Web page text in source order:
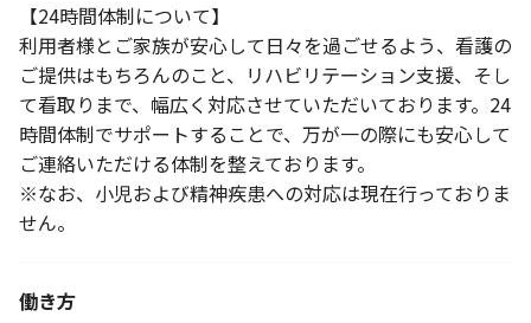
【24時間体制について】
利用者様とご家族が安心して日々を過ごせるよう、看護の
ご提供はもちろんのこと、リハビリテーション支援、そし
て看取りまで、幅広く対応させていただいております。24
時間体制でサポートすることで、万が一の際にも安心して
ご連絡いただける体制を整えております。
※なお、小児および精神疾患への対応は現在行っておりま
せん。
働き方